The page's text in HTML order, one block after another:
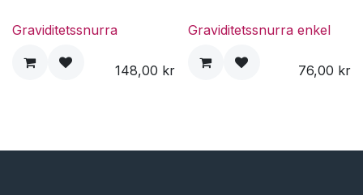
Graviditetssnurra
148,00 kr
Graviditetssnurra enkel
76,00 kr